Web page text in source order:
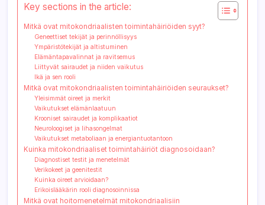
Key sections in the article:
Mitkä ovat mitokondriaalisten toimintahäiriöiden syyt?
Geneettiset tekijät ja perinnöllisyys
Ympäristötekijät ja altistuminen
Elämäntapavalinnat ja ravitsemus
Liittyvät sairaudet ja niiden vaikutus
Ikä ja sen rooli
Mitkä ovat mitokondriaalisten toimintahäiriöiden seuraukset?
Yleisimmät oireet ja merkit
Vaikutukset elämänlaatuun
Krooniset sairaudet ja komplikaatiot
Neuroloogiset ja lihasongelmat
Vaikutukset metaboliaan ja energiantuotantoon
Kuinka mitokondriaaliset toimintahäiriöt diagnosoidaan?
Diagnostiset testit ja menetelmät
Verikokeet ja geenitestit
Kuinka oireet arvioidaan?
Erikoislääkärin rooli diagnosoinnissa
Mitkä ovat hoitomenetelmät mitokondriaalisiin